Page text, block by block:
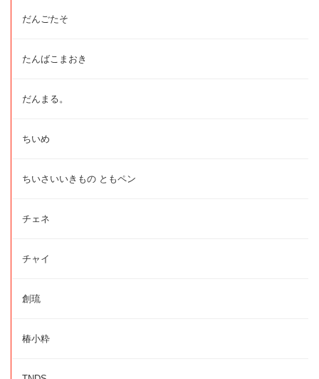
だんごたそ
たんばこまおき
だんまる。
ちいめ
ちいさいいきもの ともペン
チェネ
チャイ
創琉
椿小粋